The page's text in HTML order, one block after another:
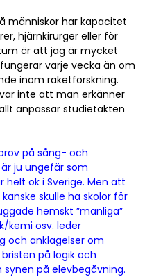
människor har kapacitet
hjärnkirurger eller för
är att jag är mycket
varje vecka än om
inom raketforskning.
inte att man erkänner
anpassar studietakten
på sång- och
ju ungefär som
helt ok i Sverige. Men att
skulle ha skolor för
hemskt ”manliga”
kemi osv. leder
och anklagelser om
på logik och
på elevbegåvning.